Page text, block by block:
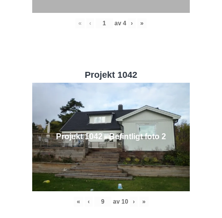
« ‹ av 4 › »
Projekt 1042
Projekt 1042 - Befintligt foto 2
« ‹ av 10 › »